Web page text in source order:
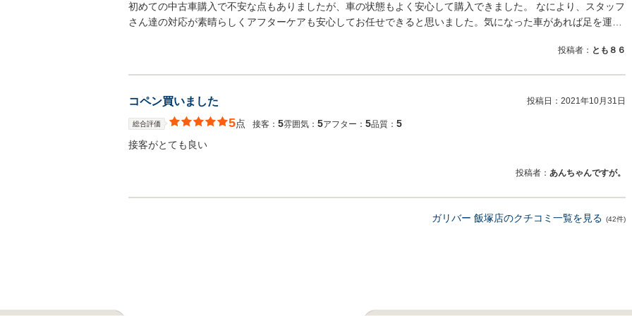
初めての中古車購入で不安な点もありましたが、車の状態もよく安心して購入できました。 なにより、スタッフ
さん達の対応が素晴らしくアフターケアも安心してお任せできると思いました。気になった車があれば足を運…
投稿者： とも８６
コペン買いました 投稿日： 2021年10月31日
総合評価 5点 接客： 5雰囲気： 5アフター： 5品質： 5
接客がとても良い
投稿者： あんちゃんですが。
ガリバー 飯塚店のクチコミ一覧を見る (42件)